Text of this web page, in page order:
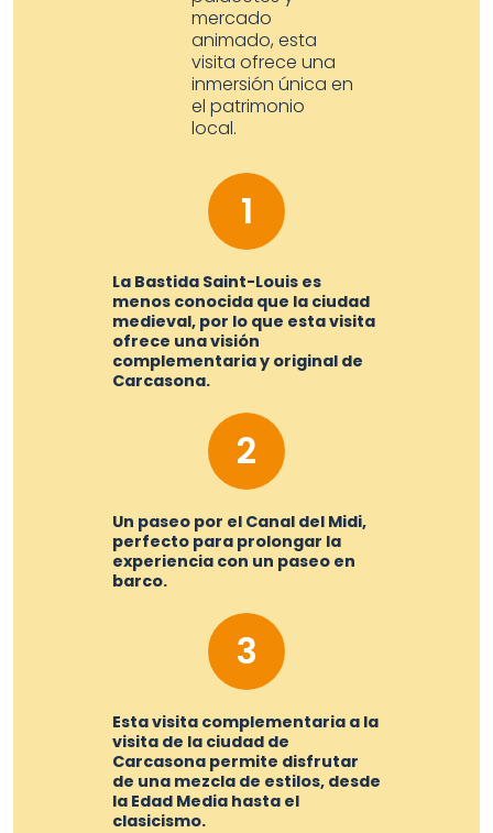
mercado
animado, esta
visita ofrece una
inmersión única en
el patrimonio
local.
1
La Bastida Saint-Louis es
menos conocida que la ciudad
medieval, por lo que esta visita
ofrece una visión
complementaria y original de
Carcasona.
2
Un paseo por el Canal del Midi,
perfecto para prolongar la
experiencia con un paseo en
barco.
3
Esta visita complementaria a la
visita de la ciudad de
Carcasona permite disfrutar
de una mezcla de estilos, desde
la Edad Media hasta el
clasicismo.